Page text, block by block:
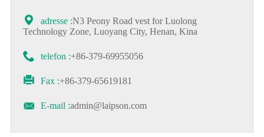
 adresse :N3 Peony Road vest for Luolong
Technology Zone, Luoyang City, Henan, Kina
 telefon :+86-379-69955056
 Fax :+86-379-65619181
 E-mail :admin@laipson.com